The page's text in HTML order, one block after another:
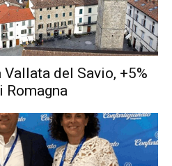
del Savio, +5%
Romagna